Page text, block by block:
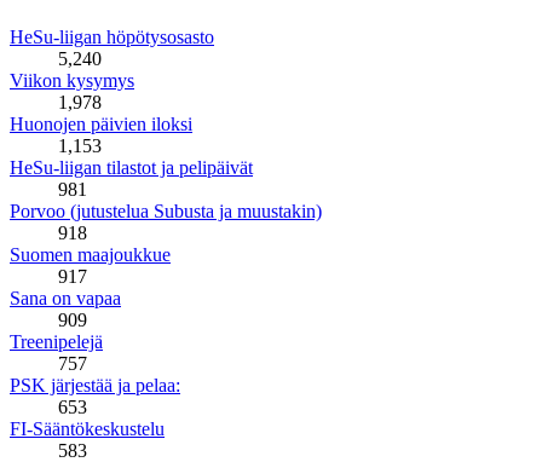
HeSu-liigan höpötysosasto
5,240
Viikon kysymys
1,978
Huonojen päivien iloksi
1,153
HeSu-liigan tilastot ja pelipäivät
981
Porvoo (jutustelua Subusta ja muustakin)
918
Suomen maajoukkue
917
Sana on vapaa
909
Treenipelejä
757
PSK järjestää ja pelaa:
653
FI-Sääntökeskustelu
583